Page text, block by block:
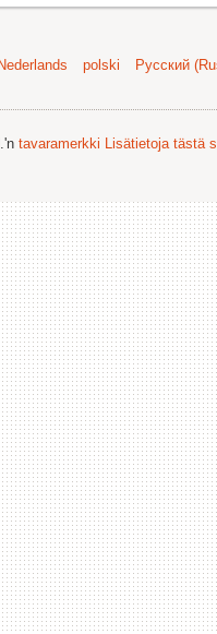
Nederlands polski Русский
tavaramerkki Lisätietoja tästä